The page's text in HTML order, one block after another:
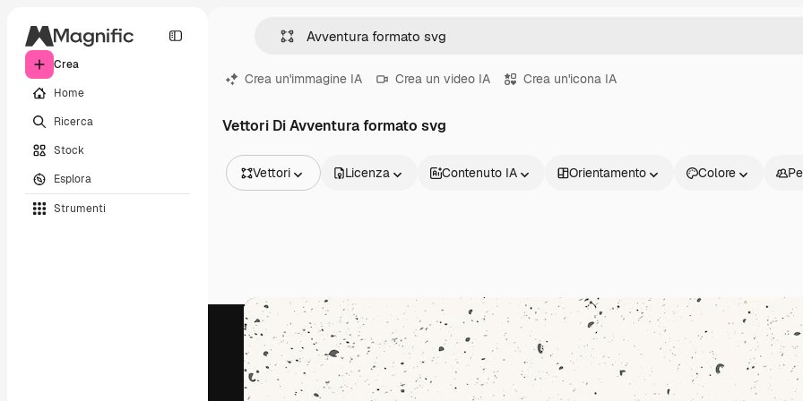
Crea
Home
Ricerca
Stock
Esplora
Strumenti
Crea un'immagine IA Crea un video IA Crea un'icona IA
Vettori Di Avventura formato svg
Vettori
Video
Clip video
Motion graphic
Modelli di video
Icone
Modelli 3D
Font
Licenza Contenuto IA Orientamento Colore
Prodotti Inizia